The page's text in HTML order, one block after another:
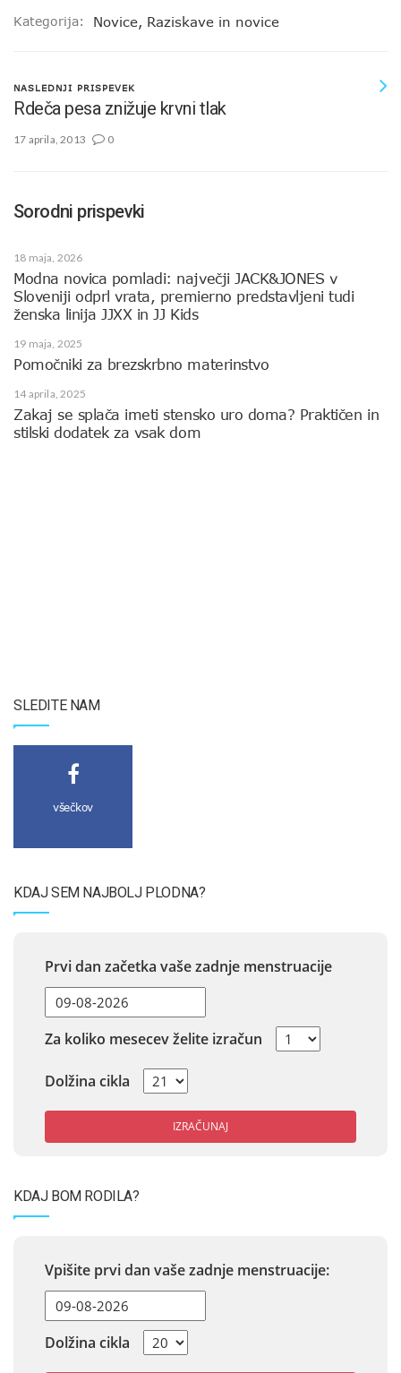
Kategorija: Novice, Raziskave in novice
NASLEDNJI PRISPEVEK
Rdeča pesa znižuje krvni tlak
17 aprila, 2013 0
Sorodni prispevki
18 maja, 2026
Modna novica pomladi: največji JACK&JONES v
Sloveniji odprl vrata, premierno predstavljeni tudi
ženska linija JJXX in JJ Kids
19 maja, 2025
Pomočniki za brezskrbno materinstvo
14 aprila, 2025
Zakaj se splača imeti stensko uro doma? Praktičen in
stilski dodatek za vsak dom
SLEDITE NAM
všečkov
KDAJ SEM NAJBOLJ PLODNA?
Prvi dan začetka vaše zadnje menstruacije
Za koliko mesecev želite izračun
Dolžina cikla
IZRAČUNAJ
KDAJ BOM RODILA?
Vpišite prvi dan vaše zadnje menstruacije:
Dolžina cikla